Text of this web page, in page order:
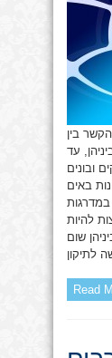
בין
עד
ובונים
באים
להיות
שום
Read